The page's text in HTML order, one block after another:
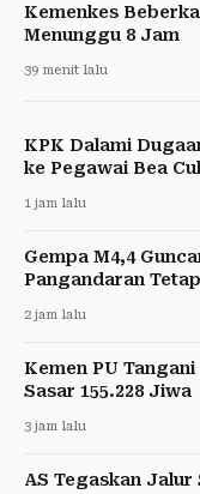
Kemenkes
Menunggu 8 Jam
39 menit lalu
KPK Dalami
ke Pegawai Bea
1 jam lalu
Gempa M4,4
Pangandaran
2 jam lalu
Kemen PU
Sasar 155.228 Jiwa
3 jam lalu
AS Tegaskan